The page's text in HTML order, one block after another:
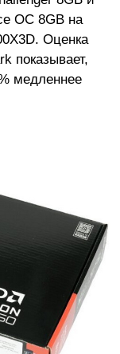
OC 8GB на
Оценка
показывает,
медленнее